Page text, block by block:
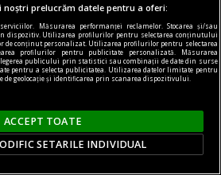
Transmedia (BRAT) își
de textul actual al Digital
de Președinția Cipriotă a
în data de 21 mai
de excludere din
a prevederii privind
noștri prelucrăm datele pentru a oferi:
Măsurarea performanței reclamelor. Stocarea și/sau
dispozitiv. Utilizarea profilurilor pentru selectarea conținutului
de conținut personalizat. Utilizarea profilurilor pentru selectarea
profilurilor pentru publicitate personalizată. Măsurarea
publicului prin statistici sau combinații de date din surse
pentru a selecta publicitatea. Utilizarea datelor limitate pentru
de geolocație și identificarea prin scanarea dispozitivului.
ACCEPT TOATE
SETARILE INDIVIDUAL